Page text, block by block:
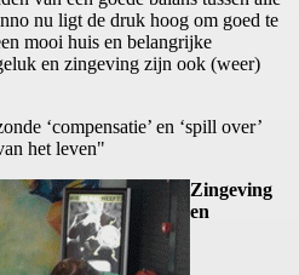
nu ligt de druk hoog om goed te
mooi huis en belangrijke
en zingeving zijn ook (weer)
‘compensatie’ en ‘spill over’
het leven"
Zingeving
en